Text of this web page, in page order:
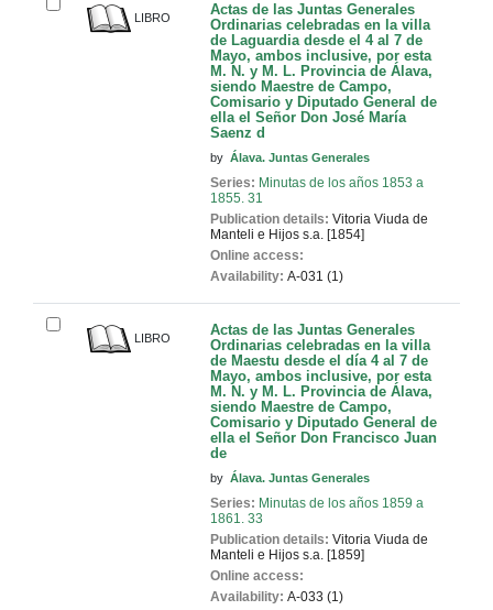
LIBRO
Actas de las Juntas Generales
Ordinarias celebradas en la villa
de Laguardia desde el 4 al 7 de
Mayo, ambos inclusive, por esta
M. N. y M. L. Provincia de Álava,
siendo Maestre de Campo,
Comisario y Diputado General de
ella el Señor Don José María
Saenz d
by Álava. Juntas Generales
Series: Minutas de los años 1853 a
1855. 31
Publication details: Vitoria Viuda de
Manteli e Hijos s.a. [1854]
Online access:
Availability: A-031 (1)
LIBRO
Actas de las Juntas Generales
Ordinarias celebradas en la villa
de Maestu desde el día 4 al 7 de
Mayo, ambos inclusive, por esta
M. N. y M. L. Provincia de Álava,
siendo Maestre de Campo,
Comisario y Diputado General de
ella el Señor Don Francisco Juan
de
by Álava. Juntas Generales
Series: Minutas de los años 1859 a
1861. 33
Publication details: Vitoria Viuda de
Manteli e Hijos s.a. [1859]
Online access:
Availability: A-033 (1)